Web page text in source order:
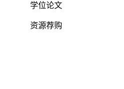
学位论文
资源荐购